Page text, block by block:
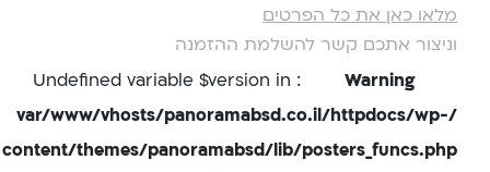
מלאו כאן את כל הפרטים
וניצור אתכם קשר להשלמת ההזמנה
Warning
: Undefined variable $version in
/var/www/vhosts/panoramabsd.co.il/httpdocs/wp-
content/themes/panoramabsd/lib/posters_funcs.php